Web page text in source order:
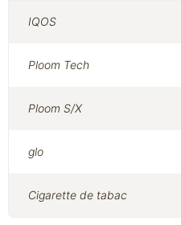
IQOS
Ploom Tech
Ploom S/X
glo
Cigarette de tabac